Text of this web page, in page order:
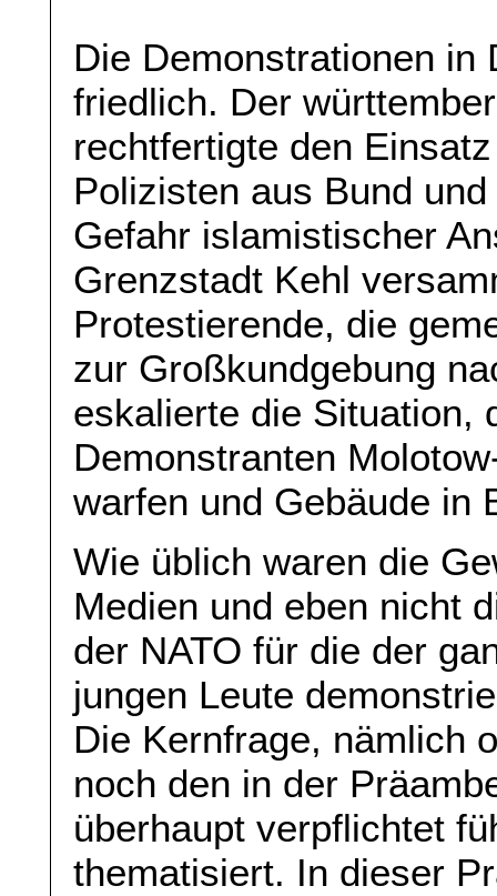
Die Demonstrationen in
friedlich. Der
rechtfertigte den
Polizisten aus Bund
Gefahr islamistischer
Grenzstadt Kehl
Protestierende, die
zur Großkundgebung
eskalierte die Situation,
Demonstranten
warfen und Gebäude in
Wie üblich waren die
Medien und eben nicht
der NATO für die der
jungen Leute
Die Kernfrage, nämlich
noch den in der
überhaupt verpflichtet
thematisiert. In dieser